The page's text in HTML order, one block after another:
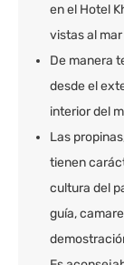
en el Hotel
vistas al
De manera
desde el
interior del
Las
tienen
cultura del
guía,